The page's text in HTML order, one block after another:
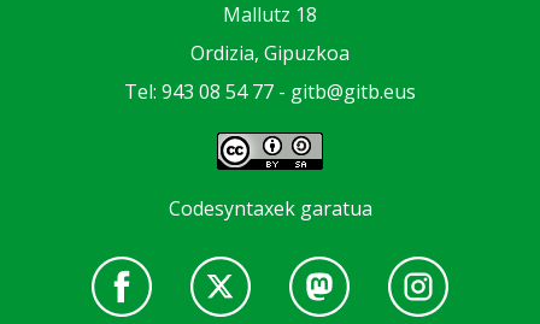
Mallutz 18
Ordizia, Gipuzkoa
Tel: 943 08 54 77 - gitb@gitb.eus
Codesyntaxek garatua